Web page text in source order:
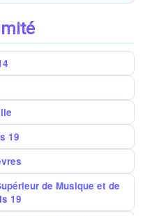
19
de Musique et de
19